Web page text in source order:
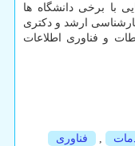
با برخی دانشگاه ها
ارشد و دکتری
و فناوری اطلاعات
, فناوری